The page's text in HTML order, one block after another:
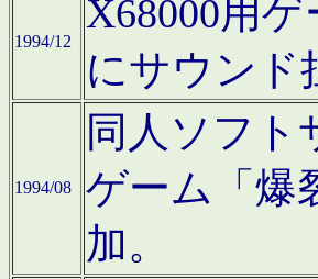
1994/12
X68000用
にサウンド
1994/08
同人ソフト
ゲーム「爆
加。